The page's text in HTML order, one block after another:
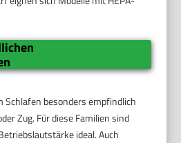
Schlafen besonders empfindlich
Zug. Für diese Familien sind
ideal. Auch